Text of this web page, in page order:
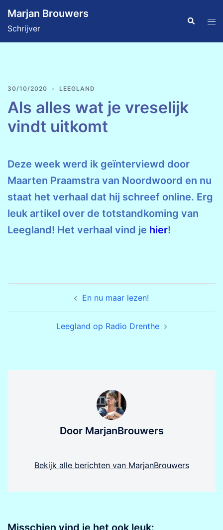
naar
de
inhoud
Marjan Brouwers
Schrijver
Zoeken
30/10/2020 LEEGLAND
Als alles wat je vreselijk
vindt uitkomt
Deze week werd ik geïnterviewd door
Maarten Praamstra van Noordwoord en nu
staat het verhaal dat hij schreef online. Erg
leuk artikel over de totstandkoming van
Leegland! Het verhaal vind je hier!
En nu maar lezen!
Leegland op Radio Drenthe
Door MarjanBrouwers
Bekijk alle berichten van MarjanBrouwers
Misschien vind je het ook leuk: